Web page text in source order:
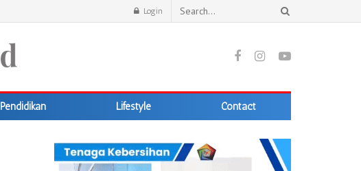
Login
Pendidikan Lifestyle Contact